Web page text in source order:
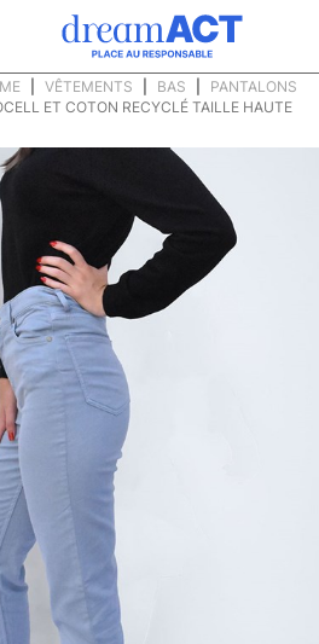
VÊTEMENTS BAS
PANTALONS
ET COTON RECYCLÉ TAILLE HAUTE